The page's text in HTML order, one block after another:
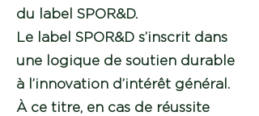
du label SPOR&D.
Le label SPOR&D s’inscrit dans
une logique de soutien durable
à l’innovation d’intérêt général.
À ce titre, en cas de réussite